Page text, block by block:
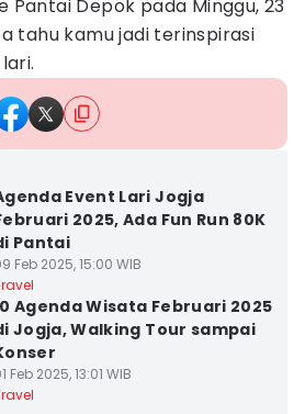
Pantai Depok pada Minggu, 23
tahu kamu jadi terinspirasi
Event Lari Jogja
2025, Ada Fun Run 80K
Pantai
Feb 2025, 15:00 WIB
Agenda Wisata Februari 2025
Jogja, Walking Tour sampai
Feb 2025, 13:01 WIB